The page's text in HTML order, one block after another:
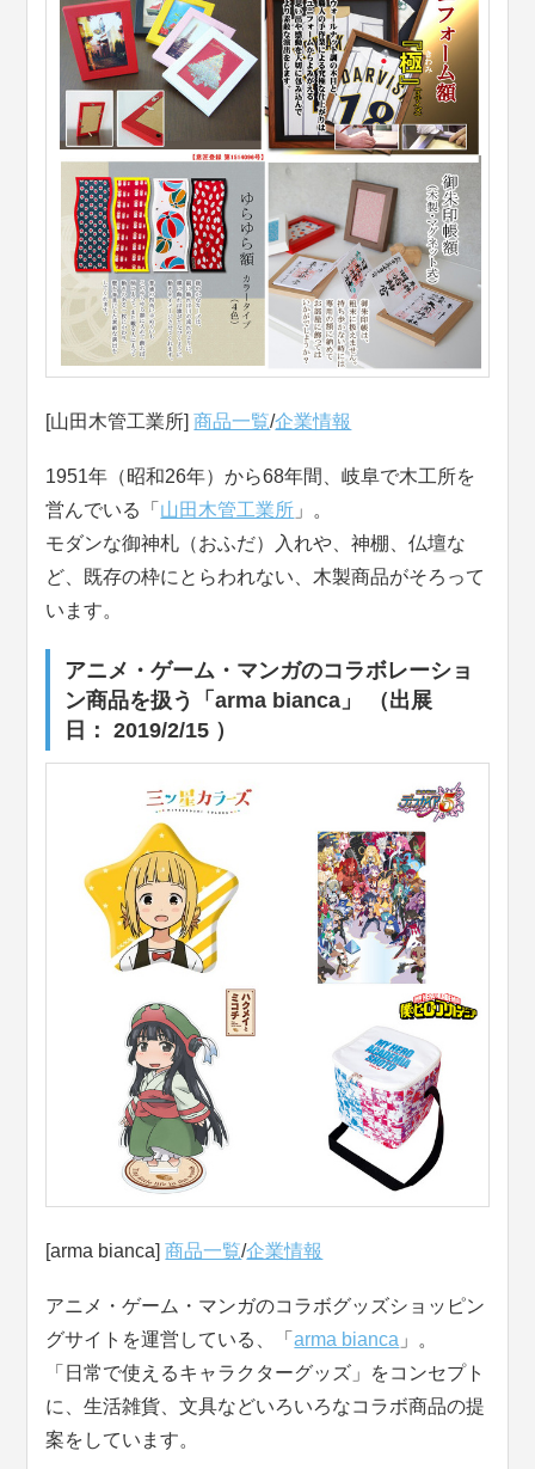
[山田木管工業所]商品一覧/企業情報
1951年（昭和26年）から68年間、岐阜で木工所を
営んでいる「 山田木管工業所 」。
モダンな御神札（おふだ）入れや、神棚、仏壇な
ど、既存の枠にとらわれない、木製商品がそろって
います。
アニメ・ゲーム・マンガのコラボレーショ
ン商品を扱う「arma bianca」 （出展
日： 2019/2/15 ）
[arma bianca]商品一覧/企業情報
アニメ・ゲーム・マンガのコラボグッズショッピン
グサイトを運営している、「arma bianca 」。
「日常で使えるキャラクターグッズ」をコンセプト
に、生活雑貨、文具などいろいろなコラボ商品の提
案をしています。